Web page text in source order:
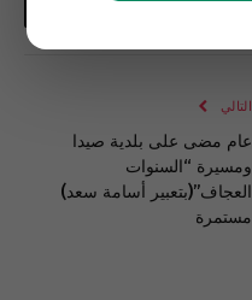
Copy
التالي
عام مضى على بلدية صيدا
ومسيرة “السنوات
العجاف”(بتعبير أسامة سعد)
مستمرة